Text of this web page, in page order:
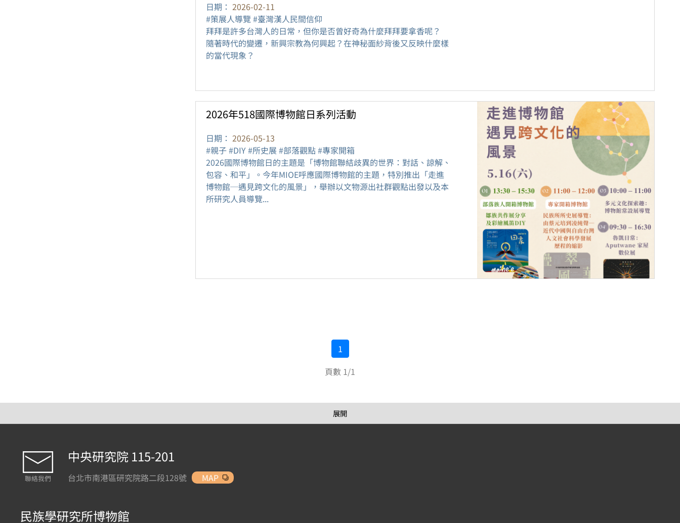
日期： 2026-02-11
#策展人導覽 #臺灣漢人民間信仰
拜拜是許多台灣人的日常，但你是否曾好奇為什麼拜拜要拿香呢？
隨著時代的變遷，新興宗教為何興起？在神秘面紗背後又反映什麼樣
的當代現象？
2026年518國際博物館日系列活動
日期： 2026-05-13
#親子 #DIY #所史展 #部落觀點 #專家開箱
2026國際博物館日的主題是「博物館聯結歧異的世界：對話、諒解、
包容、和平」。今年MIOE呼應國際博物館的主題，特別推出「走進
博物館─遇見跨文化的風景」，舉辦以文物源出社群觀點出發以及本
所研究人員導覽...
1
頁數 1/1
展開
聯絡我們
中央研究院 115-201
台北市南港區研究院路二段128號 MAP
民族學研究所博物館